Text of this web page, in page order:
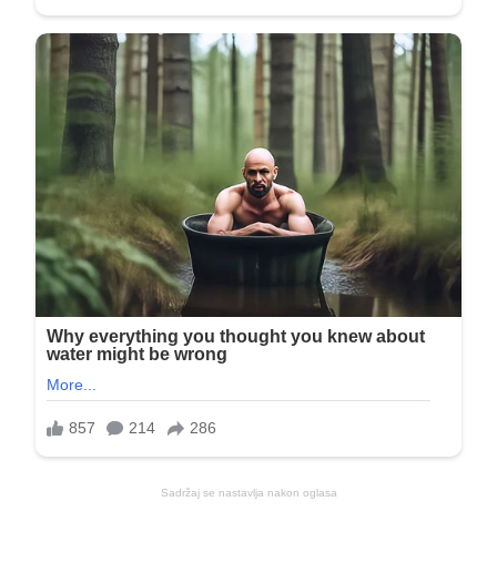
Sadržaj se nastavlja nakon oglasa